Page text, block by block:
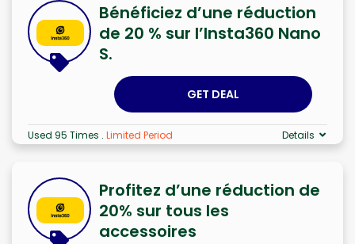
Bénéficiez d’une réduction
de 20 % sur l’Insta360 Nano
S.
GET DEAL
Used 95 Times . Limited Period Details
Profitez d’une réduction de
20% sur tous les
accessoires